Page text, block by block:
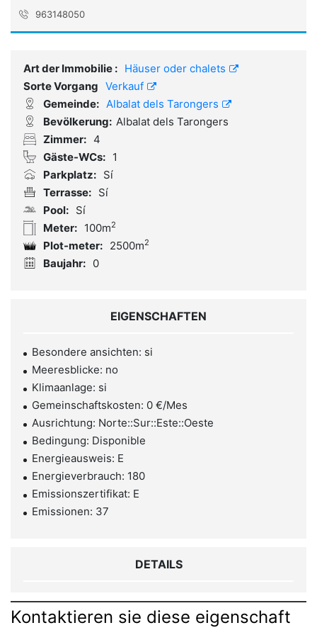
963148050
Art der Immobilie : Häuser oder chalets
Sorte Vorgang Verkauf
Gemeinde: Albalat dels Tarongers
Bevölkerung: Albalat dels Tarongers
Zimmer: 4
Gäste-WCs: 1
Parkplatz: Sí
Terrasse: Sí
Pool: Sí
Meter: 100m2
Plot-meter: 2500m2
Baujahr: 0
EIGENSCHAFTEN
Besondere ansichten: si
Meeresblicke: no
Klimaanlage: si
Gemeinschaftskosten: 0 €/Mes
Ausrichtung: Norte::Sur::Este::Oeste
Bedingung: Disponible
Energieausweis: E
Energieverbrauch: 180
Emissionszertifikat: E
Emissionen: 37
DETAILS
Kontaktieren sie diese eigenschaft